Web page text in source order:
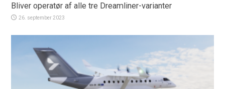
Bliver operatør af alle tre Dreamliner-varianter
26. september 2023